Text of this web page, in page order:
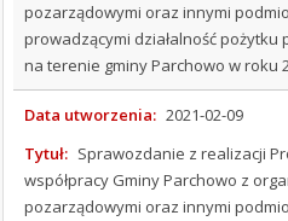
PETYCJE
SKARGI
I
KONTROLE
pozarządowymi oraz innymi
prowadzącymi działalność pożytku
na terenie gminy Parchowo w roku
Data utworzenia: 2021-02-09
Tytuł: Sprawozdanie z realizacji
współpracy Gminy Parchowo z
pozarządowymi oraz innymi